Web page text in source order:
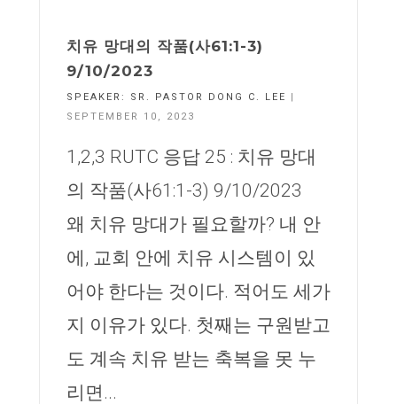
치유 망대의 작품(사61:1-3)
9/10/2023
SPEAKER: SR. PASTOR DONG C. LEE
|
SEPTEMBER 10, 2023
1,2,3 RUTC 응답 25 : 치유 망대
의 작품(사61:1-3) 9/10/2023
왜 치유 망대가 필요할까? 내 안
에, 교회 안에 치유 시스템이 있
어야 한다는 것이다. 적어도 세가
지 이유가 있다. 첫째는 구원받고
도 계속 치유 받는 축복을 못 누
리면...